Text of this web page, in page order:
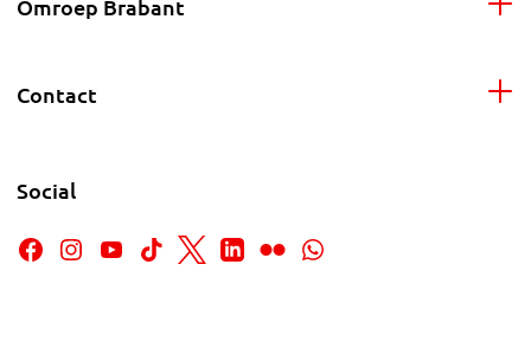
Omroep Brabant
Contact
Social